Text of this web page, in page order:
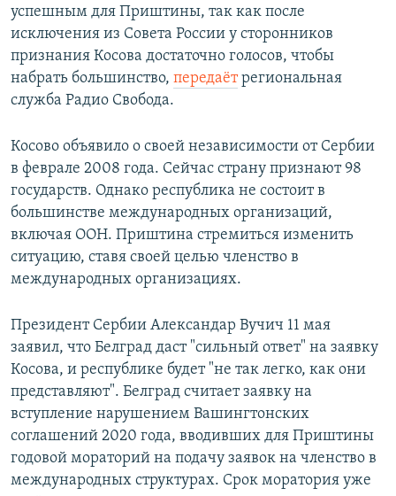
успешным для Приштины, так как после
исключения из Совета России у сторонников
признания Косова достаточно голосов, чтобы
набрать большинство, передаётрегиональная
служба Радио Свобода.
Косово объявило о своей независимости от Сербии
в феврале 2008 года. Сейчас страну признают 98
государств. Однако республика не состоит в
большинстве международных организаций,
включая ООН. Приштина стремиться изменить
ситуацию, ставя своей целью членство в
международных организациях.
Президент Сербии Александар Вучич 11 мая
заявил, что Белград даст "сильный ответ" на заявку
Косова, и республике будет "не так легко, как они
представляют". Белград считает заявку на
вступление нарушением Вашингтонских
соглашений 2020 года, вводивших для Приштины
годовой мораторий на подачу заявок на членство в
международных структурах. Срок моратория уже